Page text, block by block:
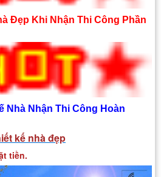
Đẹp Khi Nhận Thi Công Phần
Nhà Nhận Thi Công Hoàn
kế nhà đẹp
tiền.